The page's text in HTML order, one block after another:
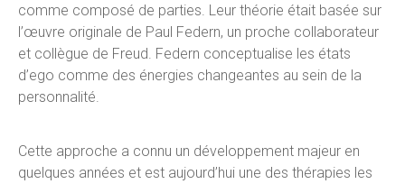
comme composé de parties. Leur théorie était basée sur
l’œuvre originale de Paul Federn, un proche collaborateur
et collègue de Freud. Federn conceptualise les états
d’ego comme des énergies changeantes au sein de la
personnalité.
Cette approche a connu un développement majeur en
quelques années et est aujourd’hui une des thérapies les